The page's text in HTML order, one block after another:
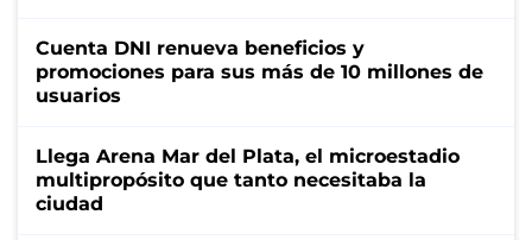
Cuenta DNI renueva beneficios y
promociones para sus más de 10 millones de
usuarios
Llega Arena Mar del Plata, el microestadio
multipropósito que tanto necesitaba la
ciudad